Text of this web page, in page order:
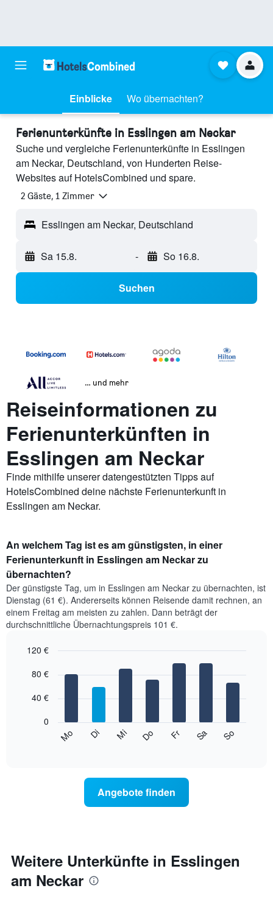
Einblicke Wo übernachten?
Ferienunterkünfte in Esslingen am Neckar
Suche und vergleiche Ferienunterkünfte in Esslingen
am Neckar, Deutschland, von Hunderten Reise-
Websites auf HotelsCombined und spare.
2 Gäste, 1 Zimmer
Esslingen am Neckar, Deutschland
Sa 15.8. - So 16.8.
Suchen
… und mehr
Reiseinformationen zu
Ferienunterkünften in
Esslingen am Neckar
Finde mithilfe unserer datengestützten Tipps auf
HotelsCombined deine nächste Ferienunterkunft in
Esslingen am Neckar.
An welchem Tag ist es am günstigsten, in einer
Ferienunterkunft in Esslingen am Neckar zu
übernachten?
Der günstigste Tag, um in Esslingen am Neckar zu übernachten, ist
Dienstag (61 €). Andererseits können Reisende damit rechnen, an
einem Freitag am meisten zu zahlen. Dann beträgt der
durchschnittliche Übernachtungspreis 101 €.
chart
bars.
durchschnittlichen
jeweiligen
Wochentag.
Das
Diagramm
graphic.
Mo Di Mi Do Fr Sa So
0
40 €
80 €
120 €
Angebote finden
Weitere Unterkünfte in Esslingen
am Neckar